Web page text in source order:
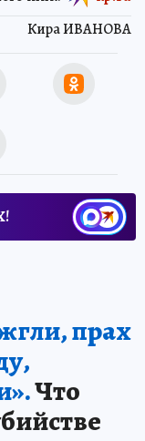
Кира ИВАНОВА
прах
Что